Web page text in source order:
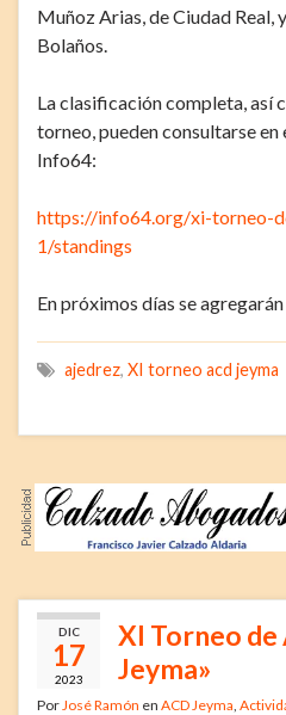
Muñoz Arias, de Ciudad Real,
Bolaños.
La clasificación completa, así
torneo, pueden consultarse en
Info64:
https://info64.org/xi-torneo-
1/standings
En próximos días se
ajedrez, XI torneo acd jeyma
DIC
17
2023
XI Torneo de
Jeyma»
Por José Ramón en ACD Jeyma